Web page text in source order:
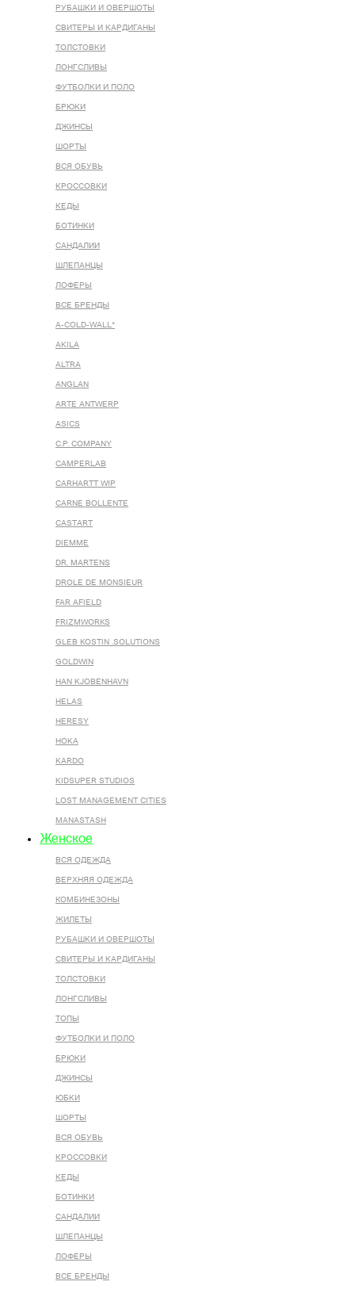
РУБАШКИ И ОВЕРШОТЫ
СВИТЕРЫ И КАРДИГАНЫ
ТОЛСТОВКИ
ЛОНГСЛИВЫ
ФУТБОЛКИ И ПОЛО
БРЮКИ
ДЖИНСЫ
ШОРТЫ
ВСЯ ОБУВЬ
КРОССОВКИ
КЕДЫ
БОТИНКИ
САНДАЛИИ
ШЛЕПАНЦЫ
ЛОФЕРЫ
ВСЕ БРЕНДЫ
A-COLD-WALL*
AKILA
ALTRA
ANGLAN
ARTE ANTWERP
ASICS
C.P. COMPANY
CAMPERLAB
CARHARTT WIP
CARNE BOLLENTE
CASTART
DIEMME
DR. MARTENS
DROLE DE MONSIEUR
FAR AFIELD
FRIZMWORKS
GLEB KOSTIN .SOLUTIONS
GOLDWIN
HAN KJOBENHAVN
HELAS
HERESY
HOKA
KARDO
KIDSUPER STUDIOS
LOST MANAGEMENT CITIES
MANASTASH
Женское
ВСЯ ОДЕЖДА
ВЕРХНЯЯ ОДЕЖДА
КОМБИНЕЗОНЫ
ЖИЛЕТЫ
РУБАШКИ И ОВЕРШОТЫ
СВИТЕРЫ И КАРДИГАНЫ
ТОЛСТОВКИ
ЛОНГСЛИВЫ
ТОПЫ
ФУТБОЛКИ И ПОЛО
БРЮКИ
ДЖИНСЫ
ЮБКИ
ШОРТЫ
ВСЯ ОБУВЬ
КРОССОВКИ
КЕДЫ
БОТИНКИ
САНДАЛИИ
ШЛЕПАНЦЫ
ЛОФЕРЫ
ВСЕ БРЕНДЫ